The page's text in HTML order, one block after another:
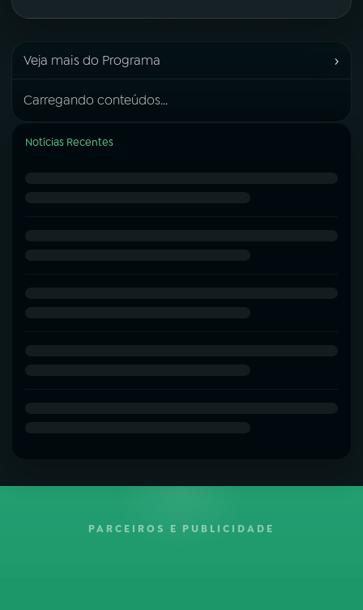
Veja mais do Programa ›
Carregando conteúdos...
Notícias Recentes
PARCEIROS E PUBLICIDADE